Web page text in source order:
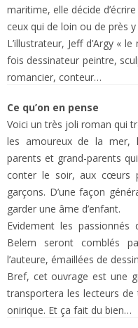
maritime, elle décide
ceux qui de loin ou de près
L’illustrateur, Jeff d’Argy «
fois dessinateur peintre,
romancier, conteur…
Ce qu’on en pense
Voici un très joli roman qui
les amoureux de la mer,
parents et grand-parents
conter le soir, aux cœurs
garçons. D’une façon
garder une âme d’enfant.
Evidement les
Belem seront comblés
l’auteure, émaillées de
Bref, cet ouvrage est une
transportera les lecteurs
onirique. Et ça fait du bien…